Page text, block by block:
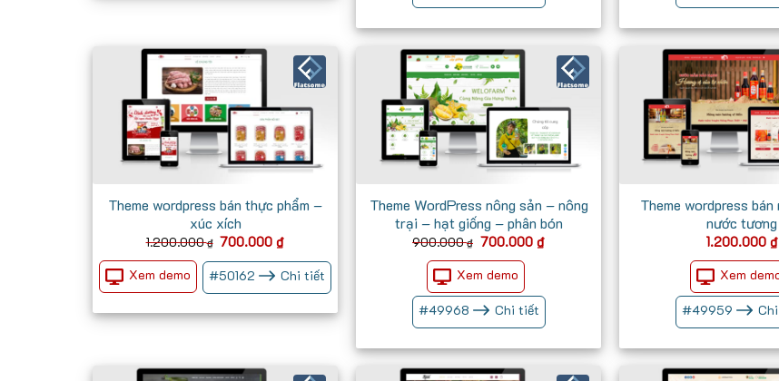
Theme wordpress bán thực phẩm –
xúc xích
1.200.000₫ Giá
là:
1.200.000 ₫.
700.000₫Giá
tại
là:
700.000 ₫.
Xem demo #50162 Chi tiết
Theme WordPress nông sản – nông
trại – hạt giống – phân bón
900.000₫ Giá
là:
900.000 ₫.
700.000 ₫Giá
hiện
Xem demo
#49968 Chi tiết
Theme wordpress bán
nước tương
1.200.000 ₫
Xem
#49959